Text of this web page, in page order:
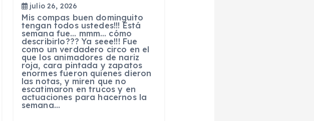
julio 26, 2026
Mis compas buen dominguito
tengan todos ustedes!!! Está
semana fue… mmm… cómo
describirlo??? Ya seee!!! Fue
como un verdadero circo en el
que los animadores de nariz
roja, cara pintada y zapatos
enormes fueron quienes dieron
las notas, y miren que no
escatimaron en trucos y en
actuaciones para hacernos la
semana…